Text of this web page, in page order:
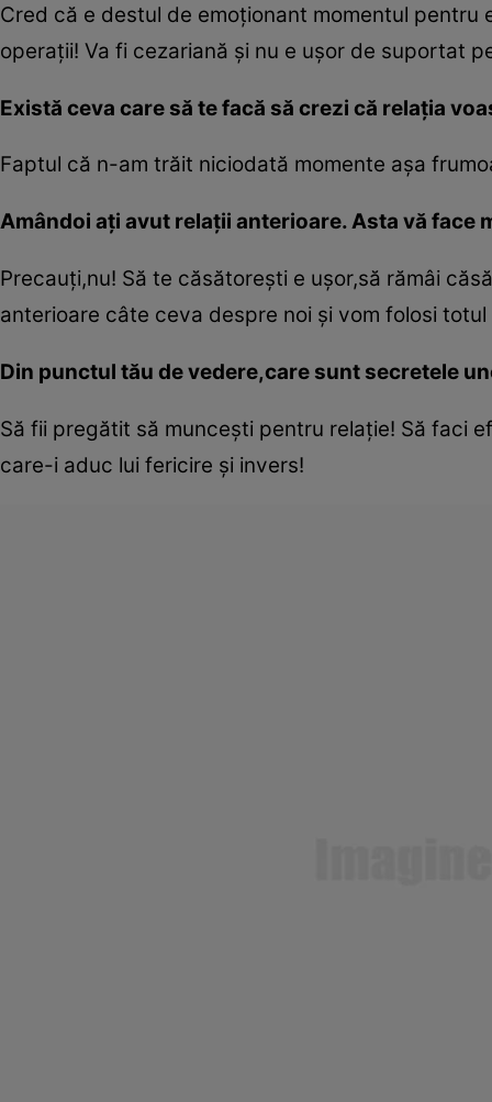
Cred că e destul de emoţionant momentul
operaţii! Va fi cezariană şi nu e uşor de suportat
Există ceva care să te facă să crezi că relaţia
Faptul că n-am trăit niciodată momente aşa
Amândoi aţi avut relaţii anterioare. Asta vă face
Precauţi,nu! Să te căsătoreşti e uşor,să rămâi
anterioare câte ceva despre noi şi vom folosi
Din punctul tău de vedere,care sunt secretele
Să fii pregătit să munceşti pentru relaţie! Să faci
care-i aduc lui fericire şi invers!